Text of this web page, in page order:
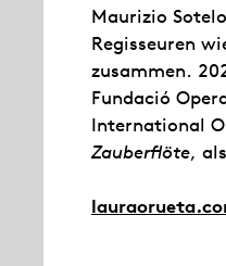
Maurizio
Regisseuren
zusammen.
Fundació
International
Zauberflöte,